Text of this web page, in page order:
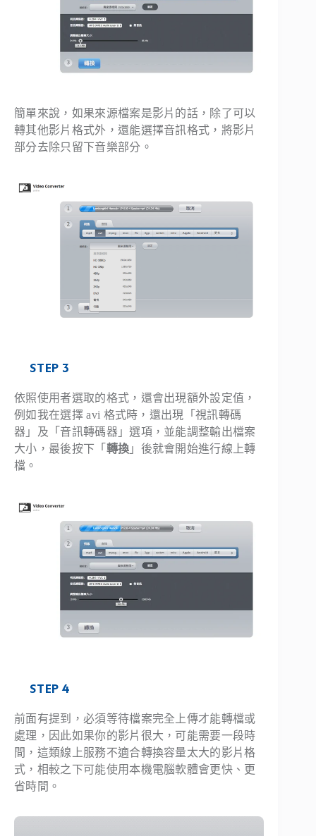
簡單來說，如果來源檔案是影片的話，除了可以
轉其他影片格式外，還能選擇音訊格式，將影片
部分去除只留下音樂部分。
STEP 3
依照使用者選取的格式，還會出現額外設定值，
例如我在選擇 avi 格式時，還出現「視訊轉碼
器」及「音訊轉碼器」選項，並能調整輸出檔案
大小，最後按下「 轉換 」後就會開始進行線上轉
檔。
STEP 4
前面有提到，必須等待檔案完全上傳才能轉檔或
處理，因此如果你的影片很大，可能需要一段時
間，這類線上服務不適合轉換容量太大的影片格
式，相較之下可能使用本機電腦軟體會更快、更
省時間。